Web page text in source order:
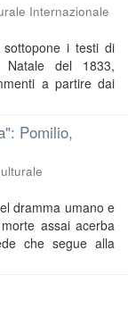
Internazionale
i testi di
Natale del 1833,
a partire dai
Pomilio,
dramma umano e
assai acerba
che segue alla